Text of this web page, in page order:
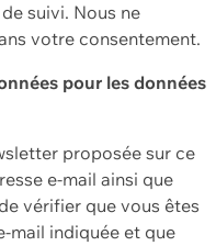
suivi. Nous ne
votre consentement.
pour les données
proposée sur ce
e-mail ainsi que
vérifier que vous êtes
mail indiquée et que